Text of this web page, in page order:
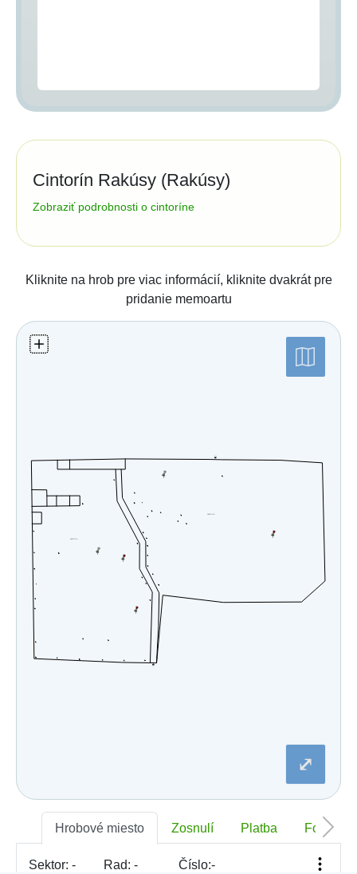
Cintorín Rakúsy (Rakúsy)
Správa cintorína:
e-mail: obec.rakusy@mail.t-com.sk
Číslo účtu (IBAN):
Počet hrobov: 516
Počet zosnulých: 728
Zobraziť podrobnosti o cintoríne
Kliknite na hrob pre viac informácií, kliknite dvakrát pre
pridanie memoartu
⤢
Hrobové miesto Zosnulí Platba Foto
Sektor: - Rad: - Číslo:-